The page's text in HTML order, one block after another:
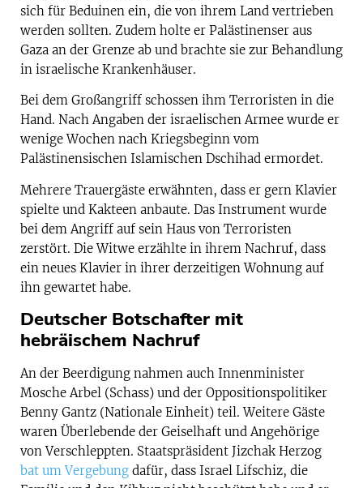
sich für Beduinen ein, die von ihrem Land vertrieben
werden sollten. Zudem holte er Palästinenser aus
Gaza an der Grenze ab und brachte sie zur Behandlung
in israelische Krankenhäuser.
Bei dem Großangriff schossen ihm Terroristen in die
Hand. Nach Angaben der israelischen Armee wurde er
wenige Wochen nach Kriegsbeginn vom
Palästinensischen Islamischen Dschihad ermordet.
Mehrere Trauergäste erwähnten, dass er gern Klavier
spielte und Kakteen anbaute. Das Instrument wurde
bei dem Angriff auf sein Haus von Terroristen
zerstört. Die Witwe erzählte in ihrem Nachruf, dass
ein neues Klavier in ihrer derzeitigen Wohnung auf
ihn gewartet habe.
Deutscher Botschafter mit
hebräischem Nachruf
An der Beerdigung nahmen auch Innenminister
Mosche Arbel (Schass) und der Oppositionspolitiker
Benny Gantz (Nationale Einheit) teil. Weitere Gäste
waren Überlebende der Geiselhaft und Angehörige
von Verschleppten. Staatspräsident Jizchak Herzog
bat um Vergebung dafür, dass Israel Lifschiz, die